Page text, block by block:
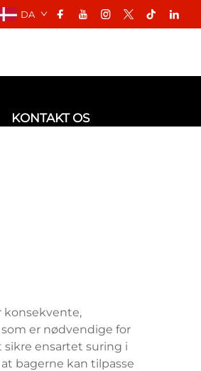
DA
KONTAKT OS
konsekvente,
er nødvendige for
ensartet suring i
bagerne kan tilpasse